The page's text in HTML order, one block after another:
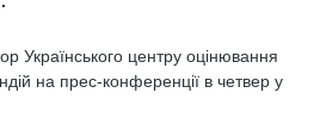
Українського центру оцінювання
на прес-конференції в четвер у